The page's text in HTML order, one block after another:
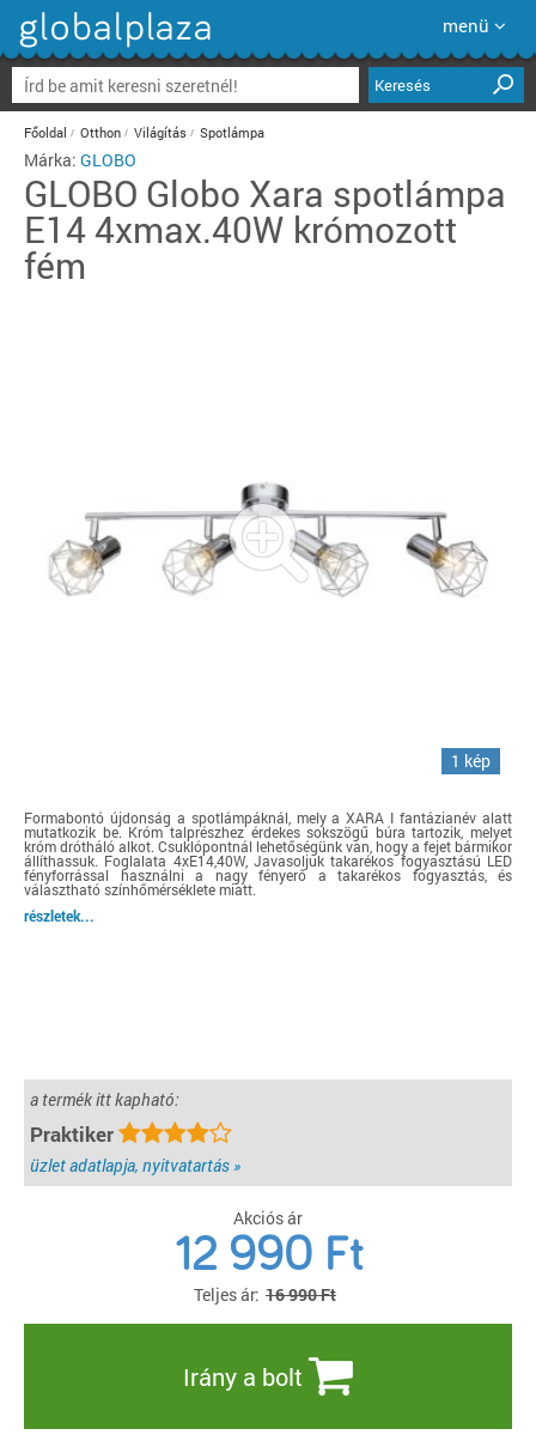
menü
Keresés
Főoldal Otthon Világítás Spotlámpa
Márka: GLOBO
GLOBO Globo Xara spotlámpa
E14 4xmax.40W krómozott
fém
1 kép
Formabontó újdonság a spotlámpáknál, mely a XARA I fantázianév alatt
mutatkozik be. Króm talprészhez érdekes sokszögű búra tartozik, melyet
króm drótháló alkot. Csuklópontnál lehetőségünk van, hogy a fejet bármikor
állíthassuk. Foglalata 4xE14,40W, Javasoljuk takarékos fogyasztású LED
fényforrással használni a nagy fényerő a takarékos fogyasztás, és
választható színhőmérséklete miatt.
részletek...
a termék itt kapható:
Praktiker
üzlet adatlapja, nyitvatartás »
Akciós ár
12 990 Ft
Teljes ár: 16 990 Ft
Irány a bolt